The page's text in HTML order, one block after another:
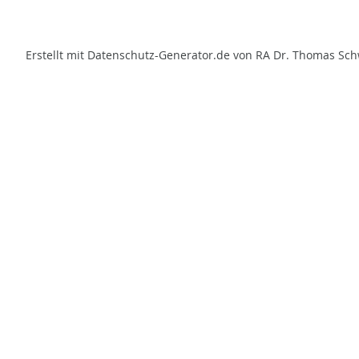
Erstellt mit Datenschutz-Generator.de von RA Dr. Thomas